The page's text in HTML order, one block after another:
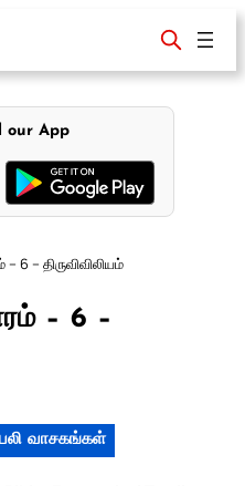
our App
6 – திருவிவிலியம்
– 6 –
வாசகங்கள்